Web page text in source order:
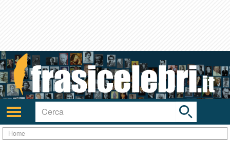
Attiva/disattiva
navigazione
Toggle
search
bar
Home